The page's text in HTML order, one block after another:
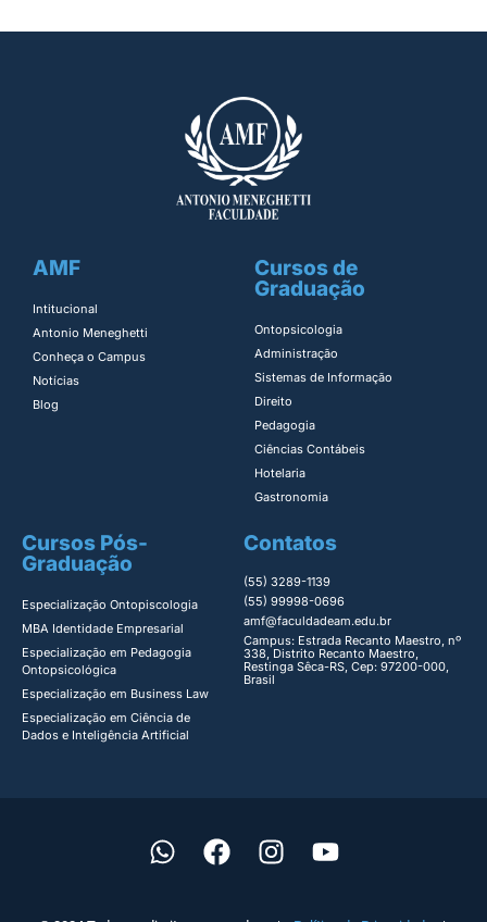
AMF
Intitucional
Antonio Meneghetti
Conheça o Campus
Notícias
Blog
Cursos de
Graduação
Ontopsicologia ​
Administração​
Sistemas de Informação​
Direito​
Pedagogia
Ciências Contábeis
Hotelaria
Gastronomia
Cursos Pós-
Graduação
Especialização Ontopiscologia ​
MBA Identidade Empresarial​
Especialização em Pedagogia
Ontopsicológica​
Especialização em Business Law
Especialização em Ciência de
Dados e Inteligência Artificial
Contatos
(55) 3289-1139
(55) 99998-0696
amf@faculdadeam.edu.br
Campus: Estrada Recanto Maestro, nº
338, Distrito Recanto Maestro,
Restinga Sêca-RS, Cep: 97200-000,
Brasil